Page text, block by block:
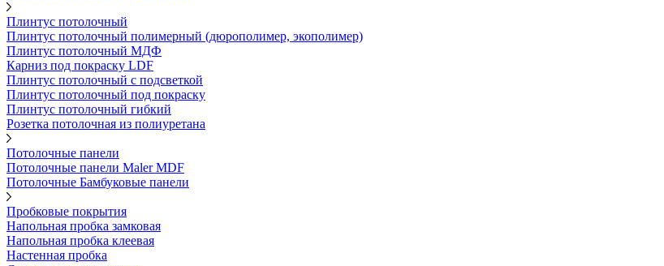
Плинтус потолочный
Плинтус потолочный полимерный (дюрополимер, экополимер)
Плинтус потолочный МДФ
Карниз под покраску LDF
Плинтус потолочный с подсветкой
Плинтус потолочный под покраску
Плинтус потолочный гибкий
Розетка потолочная из полиуретана
Потолочные панели
Потолочные панели Maler MDF
Потолочные Бамбуковые панели
Пробковые покрытия
Напольная пробка замковая
Напольная пробка клеевая
Настенная пробка